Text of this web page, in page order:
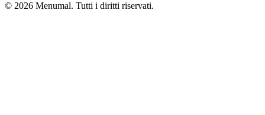
© 2026 Menumal. Tutti i diritti riservati.